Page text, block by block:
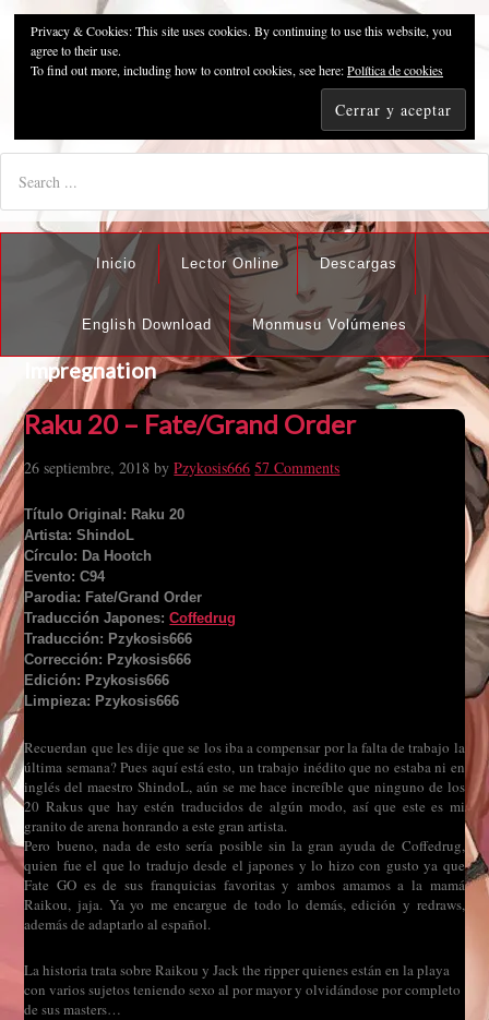
Pzykosis666HFansub
"I'm the best there is at what I do, but what I do best isn't very
Inicio Lector Online Descargas
English Download Monmusu Volúmenes
Impregnation
Raku 20 – Fate/Grand Order
26 septiembre, 2018 byPzykosis666 57 Comments
Título Original: Raku 20
Artista: ShindoL
Círculo: Da Hootch
Evento: C94
Parodia: Fate/Grand Order
Traducción Japones:Coffedrug
Traducción: Pzykosis666
Corrección: Pzykosis666
Edición: Pzykosis666
Limpieza: Pzykosis666
Recuerdan que les dije que se los iba a compensar por la falta de trabajo la
última semana? Pues aquí está esto, un trabajo inédito que no estaba ni en
inglés del maestro ShindoL, aún se me hace increíble que ninguno de los
20 Rakus que hay estén traducidos de algún modo, así que este es mi
granito de arena honrando a este gran artista.
Pero bueno, nada de esto sería posible sin la gran ayuda de Coffedrug,
quien fue el que lo tradujo desde el japones y lo hizo con gusto ya que
Fate GO es de sus franquicias favoritas y ambos amamos a la mamá
Raikou, jaja. Ya yo me encargue de todo lo demás, edición y redraws,
además de adaptarlo al español.
La historia trata sobre Raikou y Jack the ripper quienes están en la playa
con varios sujetos teniendo sexo al por mayor y olvidándose por completo
de sus masters…
Privacy & Cookies: This site uses cookies. By continuing to use this website, you
agree to their use.
To find out more, including how to control cookies, see here:Política de cookies